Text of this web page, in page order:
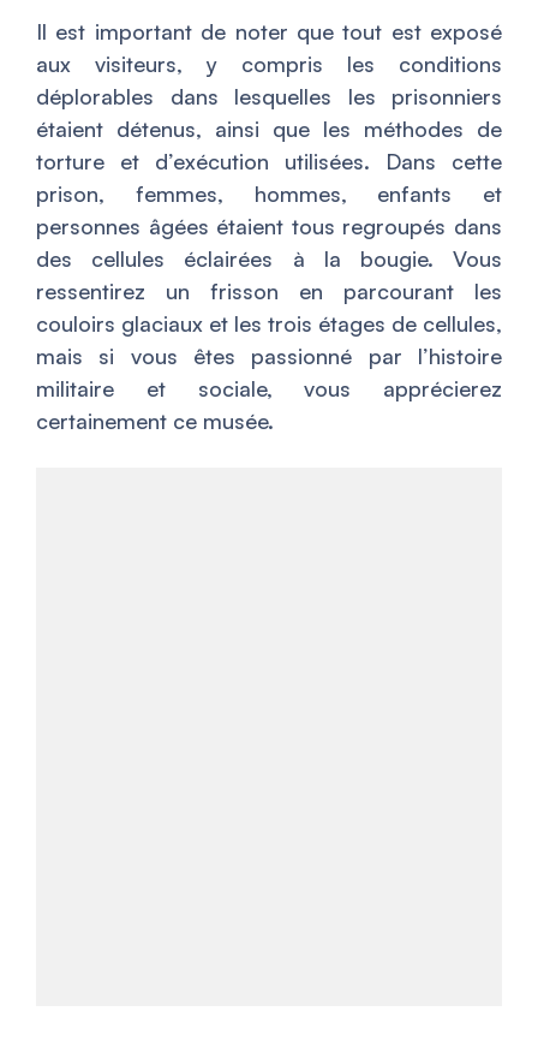
Il est important de noter que tout est exposé
aux visiteurs, y compris les conditions
déplorables dans lesquelles les prisonniers
étaient détenus, ainsi que les méthodes de
torture et d’exécution utilisées. Dans cette
prison, femmes, hommes, enfants et
personnes âgées étaient tous regroupés dans
des cellules éclairées à la bougie. Vous
ressentirez un frisson en parcourant les
couloirs glaciaux et les trois étages de cellules,
mais si vous êtes passionné par l’histoire
militaire et sociale, vous apprécierez
certainement ce musée.